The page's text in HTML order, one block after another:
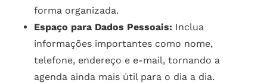
forma organizada.
Espaço para Dados Pessoais: Inclua
informações importantes como nome,
telefone, endereço e e-mail, tornando a
agenda ainda mais útil para o dia a dia.